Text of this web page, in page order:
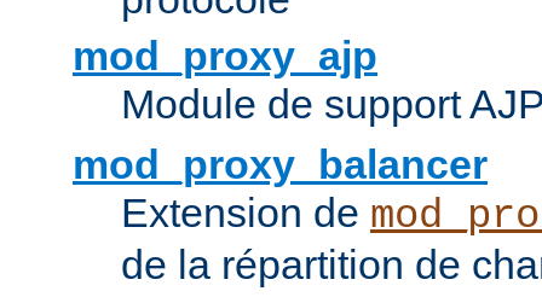
mod_proxy_ajp
Module de support
mod_proxy_balancer
Extension de
de la répartition de